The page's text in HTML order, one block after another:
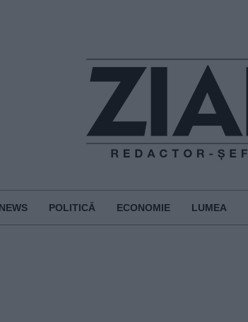
NEWS POLITICĂ ECONOMIE LUMEA